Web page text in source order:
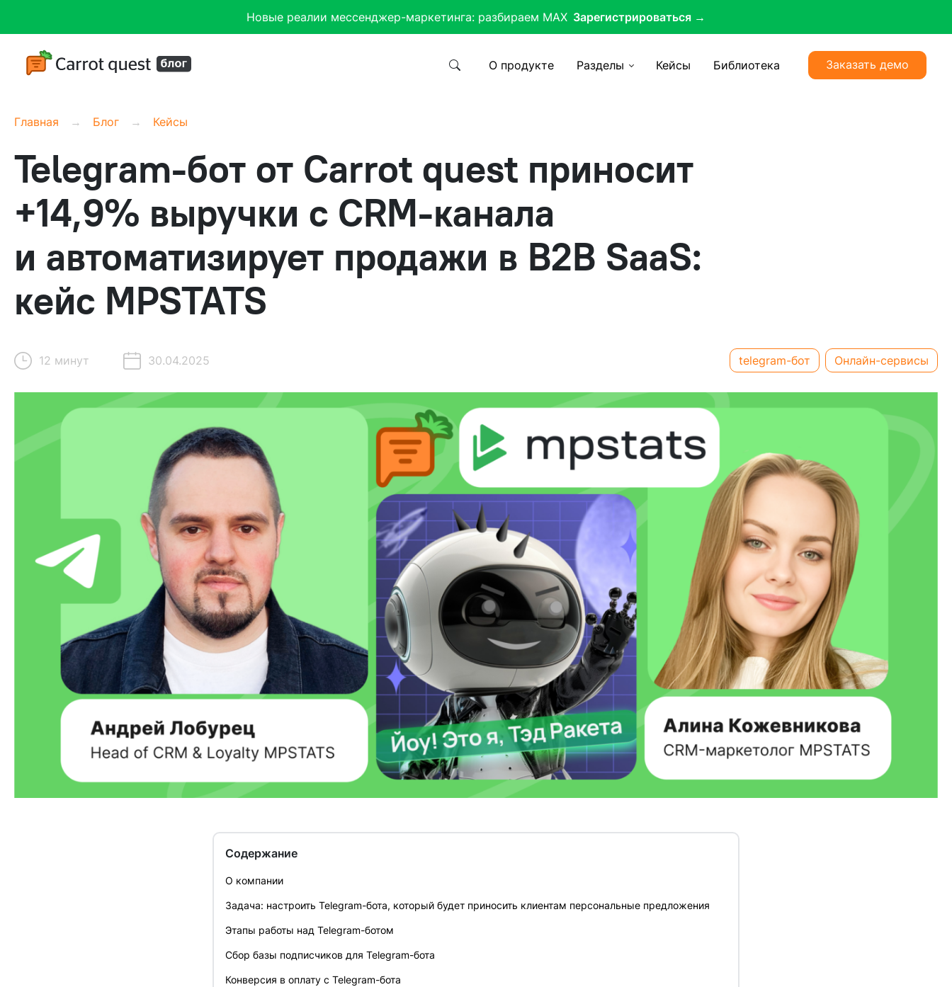
Новые реалии мессенджер-маркетинга: разбираем MAX Зарегистрироваться →
О продукте Разделы Кейсы Библиотека Заказать демо
Главная Блог Кейсы
Telegram-бот от Carrot quest приносит
+14,9% выручки с CRM-канала
и автоматизирует продажи в B2B SaaS:
кейс MPSTATS
12 минут 30.04.2025 telegram-бот Онлайн-сервисы
Содержание
О компании
Задача: настроить Telegram-бота, который будет приносить клиентам персональные предложения
Этапы работы над Telegram-ботом
Сбор базы подписчиков для Telegram-бота
Конверсия в оплату с Telegram-бота